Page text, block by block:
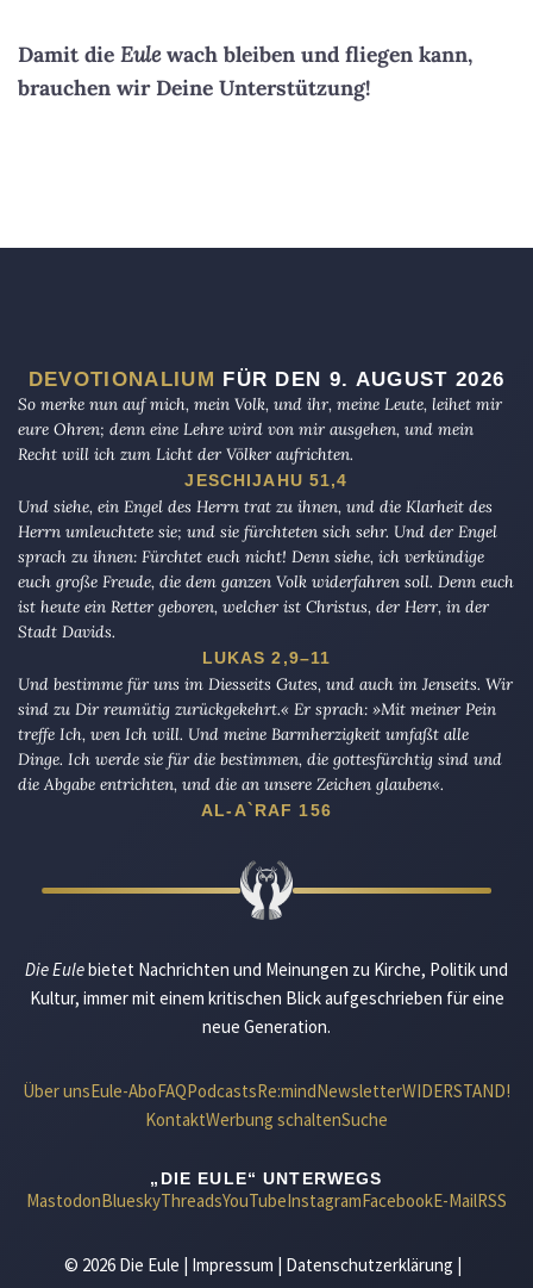
Damit die Eulewach bleiben und fliegen kann,
brauchen wir Deine Unterstützung!
DEVOTIONALIUM FÜR DEN 9. AUGUST 2026
So merke nun auf mich, mein Volk, und ihr, meine Leute, leihet mir
eure Ohren; denn eine Lehre wird von mir ausgehen, und mein
Recht will ich zum Licht der Völker aufrichten.
JESCHIJAHU 51,4
Und siehe, ein Engel des Herrn trat zu ihnen, und die Klarheit des
Herrn umleuchtete sie; und sie fürchteten sich sehr. Und der Engel
sprach zu ihnen: Fürchtet euch nicht! Denn siehe, ich verkündige
euch große Freude, die dem ganzen Volk widerfahren soll. Denn euch
ist heute ein Retter geboren, welcher ist Christus, der Herr, in der
Stadt Davids.
LUKAS 2,9–11
Und bestimme für uns im Diesseits Gutes, und auch im Jenseits. Wir
sind zu Dir reumütig zurückgekehrt.« Er sprach: »Mit meiner Pein
treffe Ich, wen Ich will. Und meine Barmherzigkeit umfaßt alle
Dinge. Ich werde sie für die bestimmen, die gottesfürchtig sind und
die Abgabe entrichten, und die an unsere Zeichen glauben«.
AL-A`RAF 156
Die Eulebietet Nachrichten und Meinungen zu Kirche, Politik und
Kultur, immer mit einem kritischen Blick aufgeschrieben für eine
neue Generation.
Über unsEule-AboFAQPodcastsRe:mindNewsletterWIDERSTAND!
KontaktWerbung schaltenSuche
„DIE EULE“ UNTERWEGS
MastodonBlueskyThreadsYouTubeInstagramFacebookE-MailRSS
© 2026 Die Eule | Impressum | Datenschutzerklärung |